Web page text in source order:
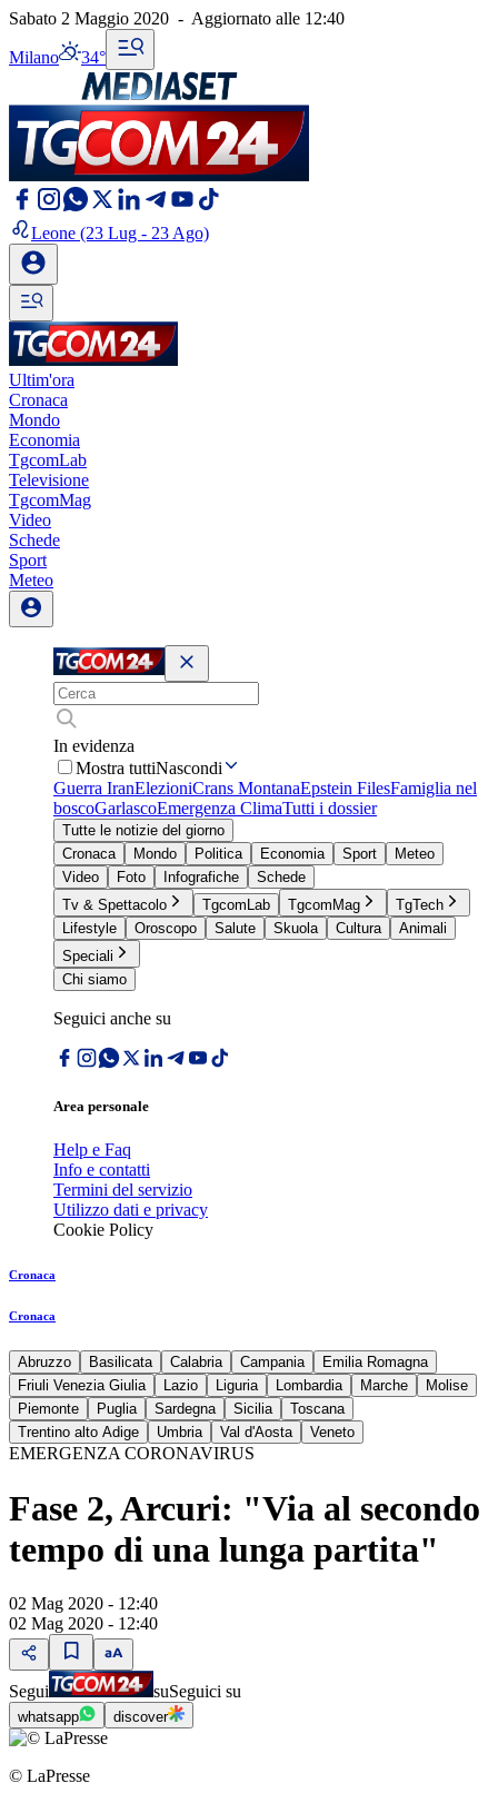
Sabato 2 Maggio 2020 - Aggiornato alle 12:40
Milano 34°
Leone (23 Lug - 23 Ago)
Ultim'ora
Cronaca
Mondo
Economia
TgcomLab
Televisione
TgcomMag
Video
Schede
Sport
Meteo
In evidenza
Mostra tuttiNascondi
Guerra IranElezioniCrans MontanaEpstein FilesFamiglia nel
boscoGarlascoEmergenza ClimaTutti i dossier
Tutte le notizie del giorno
Cronaca
Mondo Politica Economia Sport
Meteo
Video
Foto Infografiche
Schede
Tv & Spettacolo
TgcomLab TgcomMag
TgTech
Lifestyle
Oroscopo Salute Skuola Cultura
Animali
Speciali
Chi siamo
Seguici anche su
Area personale
Help e Faq
Info e contatti
Termini del servizio
Utilizzo dati e privacy
Cookie Policy
Cronaca
Cronaca
Abruzzo Basilicata Calabria Campania
Emilia Romagna
Friuli Venezia Giulia
Lazio Liguria Lombardia Marche
Molise
Piemonte
Puglia Sardegna Sicilia
Toscana
Trentino alto Adige
Umbria Val d'Aosta Veneto
EMERGENZA CORONAVIRUS
Fase 2, Arcuri: "Via al secondo
tempo di una lunga partita"
02 Mag 2020 - 12:40
02 Mag 2020 - 12:40
Segui suSeguici su
whatsapp discover
© LaPresse